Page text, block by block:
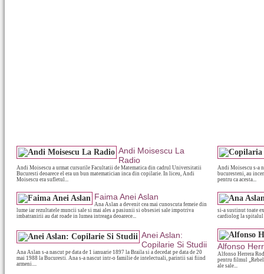
Andi Moisescu La
Radio
Andi Moisescu a urmat cursurile Facultatii de Matematica din cadrul Universitatii
Bucuresti deoarece el era un bun matematician inca din copilarie. In liceu, Andi
Moisescu era sufletul...
Andi Moisescu s-a
bucuresteni, au
pentru ca acesta...
Faima Anei Aslan
Ana Aslan a devenit cea mai cunoscuta femeie din
lume iar rezultatele muncii sale si mai ales a pasiunii si obsesiei sale impotriva
imbatranirii au dat roade in lumea intreaga deoarece...
si-a sustinut toate
cardiolog la spitalul
Anei Aslan:
Copilarie Si Studii
Ana Aslan s-a nascut pe data de 1 ianuarie 1897 la Braila si a decedat pe data de 20
mai 1988 la Bucuresti. Ana s-a nascut intr-o familie de intelectuali, parintii sai fiind
armeni....
Alfonso
Alfonso Herrera
pentru filmul
ale sale...